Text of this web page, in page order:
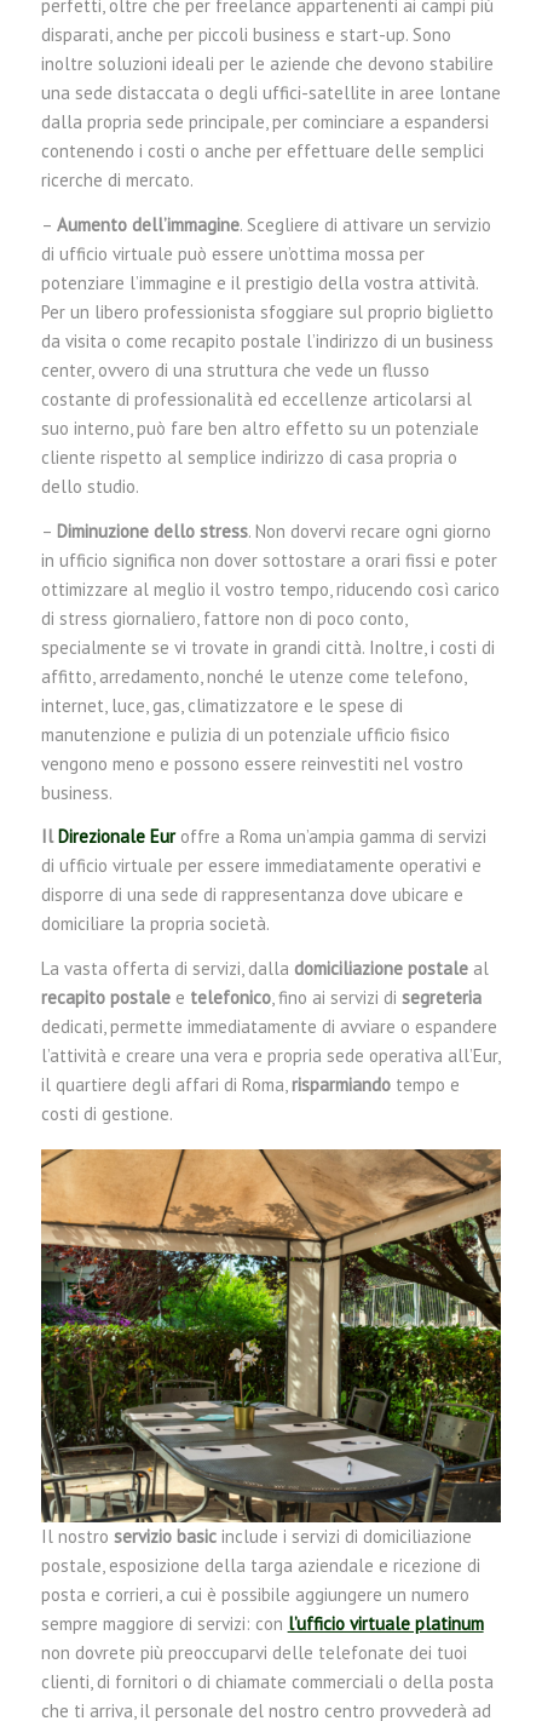
perfetti, oltre che per freelance appartenenti ai campi più
disparati, anche per piccoli business e start-up. Sono
inoltre soluzioni ideali per le aziende che devono stabilire
una sede distaccata o degli uffici-satellite in aree lontane
dalla propria sede principale, per cominciare a espandersi
contenendo i costi o anche per effettuare delle semplici
ricerche di mercato.
– Aumento dell’immagine. Scegliere di attivare un servizio
di ufficio virtuale può essere un’ottima mossa per
potenziare l’immagine e il prestigio della vostra attività.
Per un libero professionista sfoggiare sul proprio biglietto
da visita o come recapito postale l’indirizzo di un business
center, ovvero di una struttura che vede un flusso
costante di professionalità ed eccellenze articolarsi al
suo interno, può fare ben altro effetto su un potenziale
cliente rispetto al semplice indirizzo di casa propria o
dello studio.
– Diminuzione dello stress. Non dovervi recare ogni giorno
in ufficio significa non dover sottostare a orari fissi e poter
ottimizzare al meglio il vostro tempo, riducendo così carico
di stress giornaliero, fattore non di poco conto,
specialmente se vi trovate in grandi città. Inoltre, i costi di
affitto, arredamento, nonché le utenze come telefono,
internet, luce, gas, climatizzatore e le spese di
manutenzione e pulizia di un potenziale ufficio fisico
vengono meno e possono essere reinvestiti nel vostro
business.
IlDirezionale Euroffre a Roma un’ampia gamma di servizi
di ufficio virtuale per essere immediatamente operativi e
disporre di una sede di rappresentanza dove ubicare e
domiciliare la propria società.
La vasta offerta di servizi, dalla domiciliazione postaleal
recapito postalee telefonico, fino ai servizi di segreteria
dedicati, permette immediatamente di avviare o espandere
l’attività e creare una vera e propria sede operativa all’Eur,
il quartiere degli affari di Roma,risparmiandotempo e
costi di gestione.
Il nostro servizio basicinclude i servizi di domiciliazione
postale, esposizione della targa aziendale e ricezione di
posta e corrieri, a cui è possibile aggiungere un numero
sempre maggiore di servizi: con l’ufficio virtuale platinum
non dovrete più preoccuparvi delle telefonate dei tuoi
clienti, di fornitori o di chiamate commerciali o della posta
che ti arriva, il personale del nostro centro provvederà ad